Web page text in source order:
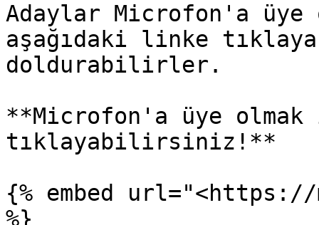
Adaylar Microfon'a
aşağıdaki linke
doldurabilirler.
**Microfon'a üye
tıklayabilirsiniz!**
{% embed
%}